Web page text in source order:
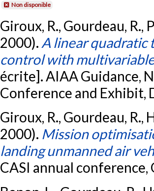
Non disponible
Giroux, R., Gourdeau, R.,
2000). A linear quadratic
control with
écrite]. AIAA Guidance,
Conference and Exhibit,
Giroux, R., Gourdeau, R.,
2000). Mission
landing unmanned air
CASI annual